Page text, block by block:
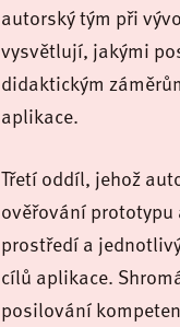
autorský tým při
vysvětlují, jakými
didaktickým
aplikace.
Třetí oddíl, jehož
ověřování
prostředí a
cílů aplikace.
posilování